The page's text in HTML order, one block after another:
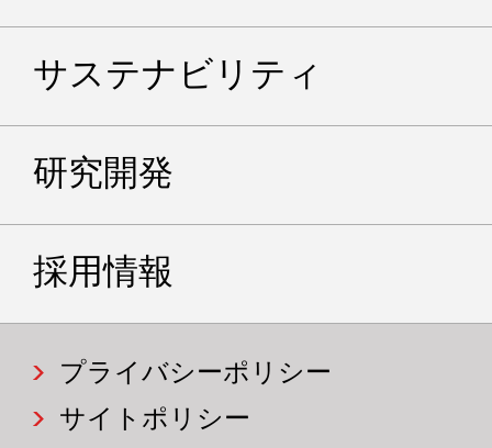
サステナビリティ
研究開発
採用情報
プライバシーポリシー
サイトポリシー